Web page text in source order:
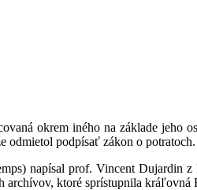
okrem iného na základe jeho
odmietol podpísať zákon o potratoch.
napísal prof. Vincent Dujardin
archívov, ktoré sprístupnila kráľovná